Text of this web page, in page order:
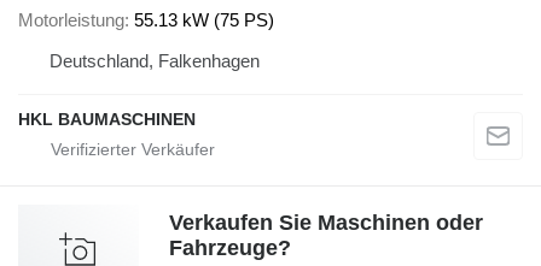
Motorleistung 55.13 kW (75 PS)
Deutschland, Falkenhagen
HKL BAUMASCHINEN
Verkaufen Sie Maschinen oder
Fahrzeuge?